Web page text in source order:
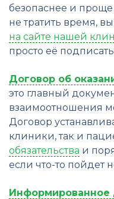
безопаснее и
не тратить время,
на сайте нашей
просто её
Договор об
это главный
взаимоотношения
Договор
клиники, так и
обязательства и
если что-то пойдет
Информированное